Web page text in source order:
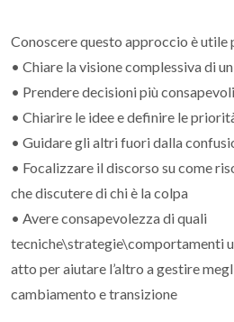
Conoscere questo approccio è utile
• Chiare la visione complessiva di
• Prendere decisioni più consapevoli
• Chiarire le idee e definire le
• Guidare gli altri fuori dalla
• Focalizzare il discorso su come
che discutere di chi è la colpa
• Avere consapevolezza di quali
tecniche\strategie\comportamenti
atto per aiutare l’altro a gestire
cambiamento e transizione